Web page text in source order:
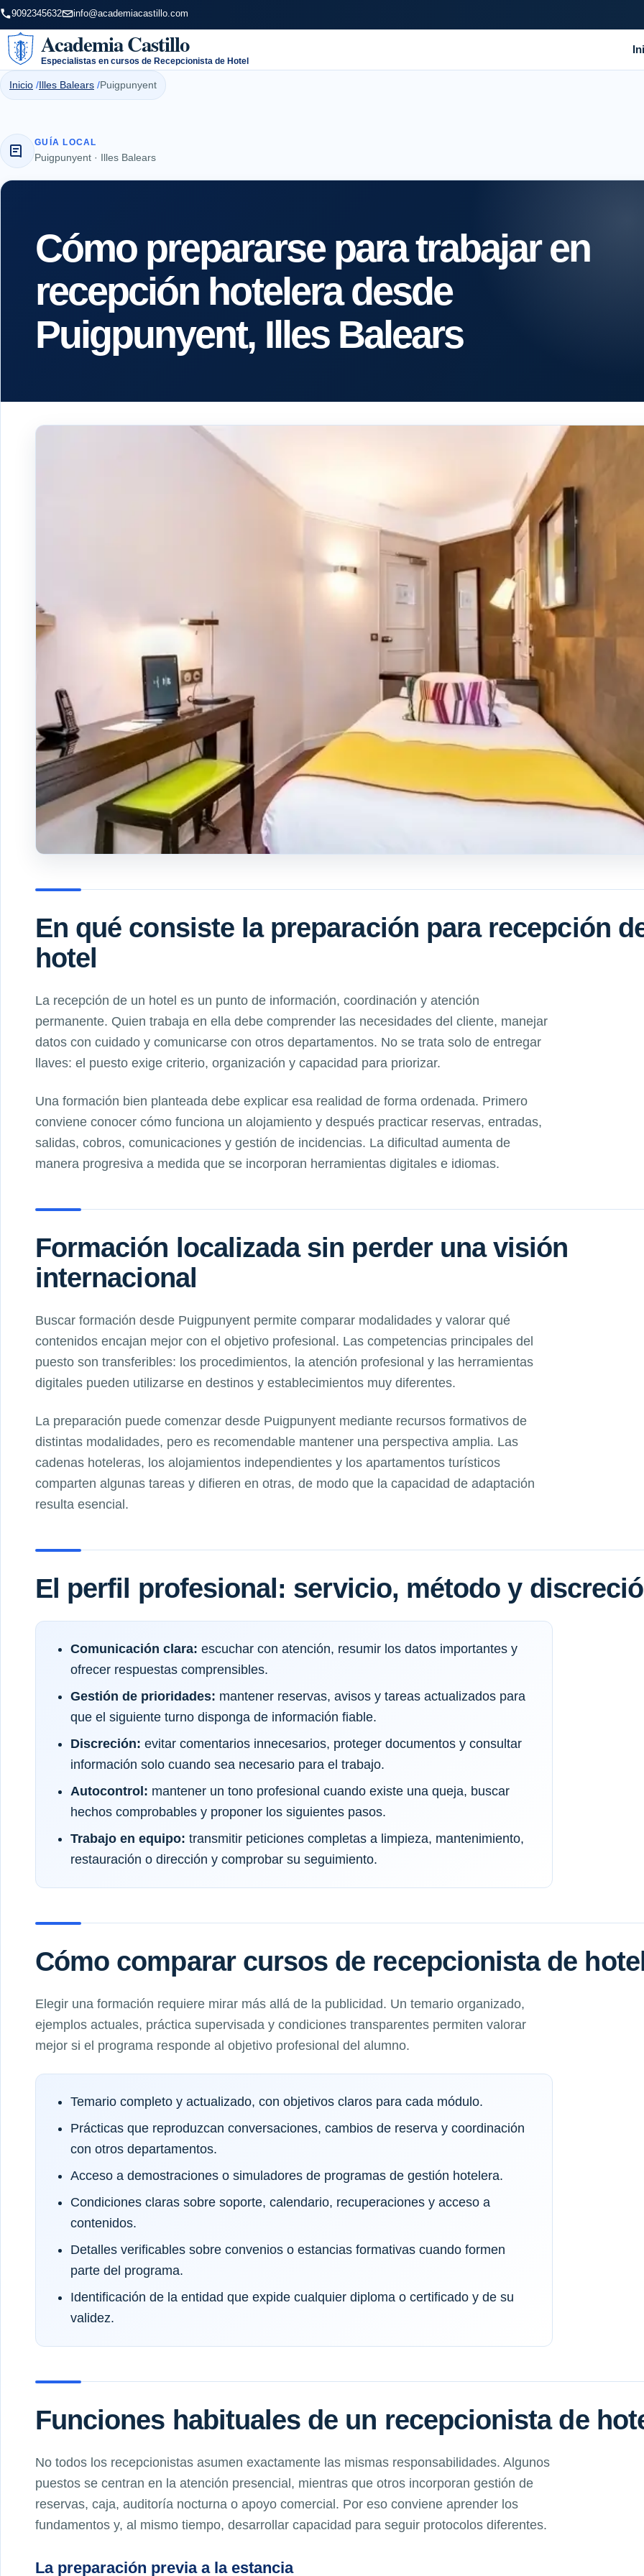
9092345632 info@academiacastillo.com
Academia Castillo
Especialistas en cursos de Recepcionista de Hotel
Inicio Illes Balears Puigpunyent
GUÍA LOCAL
Puigpunyent · Illes Balears
Cómo prepararse para trabajar en
recepción hotelera desde
Puigpunyent, Illes Balears
En qué consiste la preparación para recepción
hotel
La recepción de un hotel es un punto de información, coordinación y atención
permanente. Quien trabaja en ella debe comprender las necesidades del cliente, manejar
datos con cuidado y comunicarse con otros departamentos. No se trata solo de entregar
llaves: el puesto exige criterio, organización y capacidad para priorizar.
Una formación bien planteada debe explicar esa realidad de forma ordenada. Primero
conviene conocer cómo funciona un alojamiento y después practicar reservas, entradas,
salidas, cobros, comunicaciones y gestión de incidencias. La dificultad aumenta de
manera progresiva a medida que se incorporan herramientas digitales e idiomas.
Formación localizada sin perder una visión
internacional
Buscar formación desde Puigpunyent permite comparar modalidades y valorar qué
contenidos encajan mejor con el objetivo profesional. Las competencias principales del
puesto son transferibles: los procedimientos, la atención profesional y las herramientas
digitales pueden utilizarse en destinos y establecimientos muy diferentes.
La preparación puede comenzar desde Puigpunyent mediante recursos formativos de
distintas modalidades, pero es recomendable mantener una perspectiva amplia. Las
cadenas hoteleras, los alojamientos independientes y los apartamentos turísticos
comparten algunas tareas y difieren en otras, de modo que la capacidad de adaptación
resulta esencial.
El perfil profesional: servicio, método y
Comunicación clara: escuchar con atención, resumir los datos importantes y
ofrecer respuestas comprensibles.
Gestión de prioridades: mantener reservas, avisos y tareas actualizados para
que el siguiente turno disponga de información fiable.
Discreción: evitar comentarios innecesarios, proteger documentos y consultar
información solo cuando sea necesario para el trabajo.
Autocontrol: mantener un tono profesional cuando existe una queja, buscar
hechos comprobables y proponer los siguientes pasos.
Trabajo en equipo: transmitir peticiones completas a limpieza, mantenimiento,
restauración o dirección y comprobar su seguimiento.
Cómo comparar cursos de recepcionista de
Elegir una formación requiere mirar más allá de la publicidad. Un temario organizado,
ejemplos actuales, práctica supervisada y condiciones transparentes permiten valorar
mejor si el programa responde al objetivo profesional del alumno.
Temario completo y actualizado, con objetivos claros para cada módulo.
Prácticas que reproduzcan conversaciones, cambios de reserva y coordinación
con otros departamentos.
Acceso a demostraciones o simuladores de programas de gestión hotelera.
Condiciones claras sobre soporte, calendario, recuperaciones y acceso a
contenidos.
Detalles verificables sobre convenios o estancias formativas cuando formen
parte del programa.
Identificación de la entidad que expide cualquier diploma o certificado y de su
validez.
Funciones habituales de un recepcionista de
No todos los recepcionistas asumen exactamente las mismas responsabilidades. Algunos
puestos se centran en la atención presencial, mientras que otros incorporan gestión de
reservas, caja, auditoría nocturna o apoyo comercial. Por eso conviene aprender los
fundamentos y, al mismo tiempo, desarrollar capacidad para seguir protocolos diferentes.
La preparación previa a la estancia